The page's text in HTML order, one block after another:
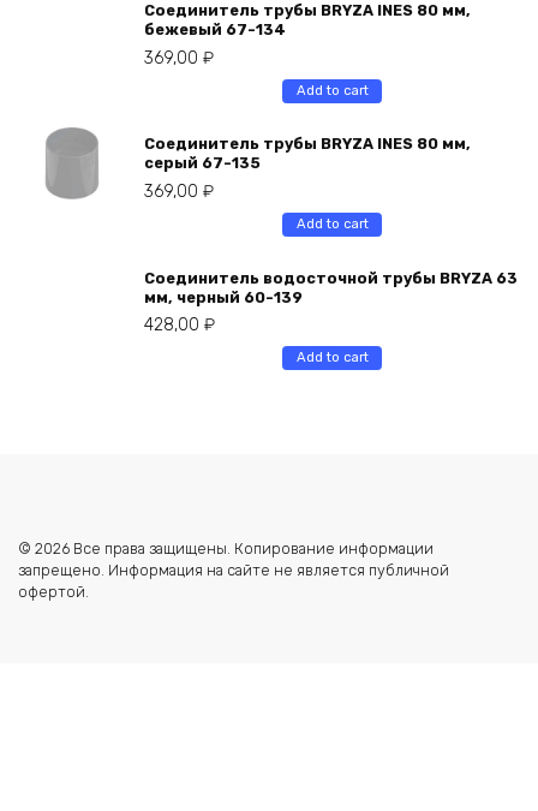
Соединитель трубы BRYZA INES 80 мм,
бежевый 67-134
369,00 ₽
Add to cart
Соединитель трубы BRYZA INES 80 мм,
серый 67-135
369,00 ₽
Add to cart
Соединитель водосточной трубы BRYZA 63
мм, черный 60-139
428,00 ₽
Add to cart
© 2026 Все права защищены. Копирование информации
запрещено. Информация на сайте не является публичной
офертой.